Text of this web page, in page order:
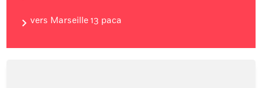
vers Marseille 13 paca